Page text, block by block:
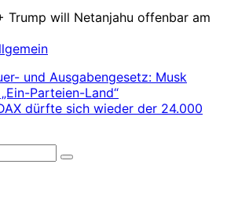
Trump will Netanjahu offenbar am
und Ausgabengesetz: Musk
Parteien-Land“
dürfte sich wieder der 24.000